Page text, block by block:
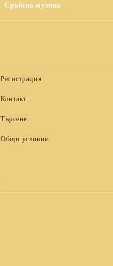
Сръбска музика
Регистрация
Контакт
Търсене
Общи условия